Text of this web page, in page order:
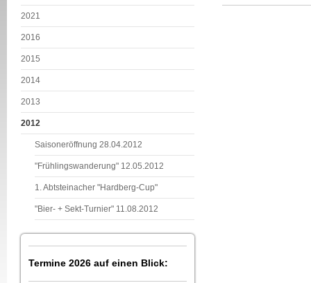
2021
2016
2015
2014
2013
2012
Saisoneröffnung 28.04.2012
"Frühlingswanderung" 12.05.2012
1. Abtsteinacher "Hardberg-Cup"
"Bier- + Sekt-Turnier" 11.08.2012
Termine 2026 auf einen Blick: